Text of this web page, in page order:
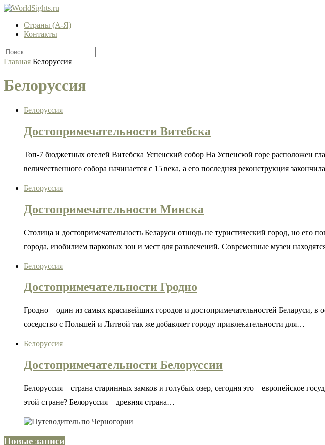
Страны (А-Я)
Контакты
Главная Белоруссия
Белоруссия
Белоруссия
Достопримечательности Витебска
Топ-7 бюджетных отелей Витебска Успенский собор На Успенской горе расположен
величественного собора начинается с 15 века, а его последняя реконструкция
Белоруссия
Достопримечательности Минска
Столица и достопримечательность Беларуси отнюдь не туристический город, но его
города, изобилием парковых зон и мест для развлечений. Современные музеи
Белоруссия
Достопримечательности Гродно
Гродно – один из самых красивейших городов и достопримечательностей Беларуси,
соседство с Польшей и Литвой так же добавляет городу привлекательности для…
Белоруссия
Достопримечательности Белоруссии
Белоруссия – страна старинных замков и голубых озер, сегодня это – европейское
этой стране? Белоруссия – древняя страна…
Новые записи